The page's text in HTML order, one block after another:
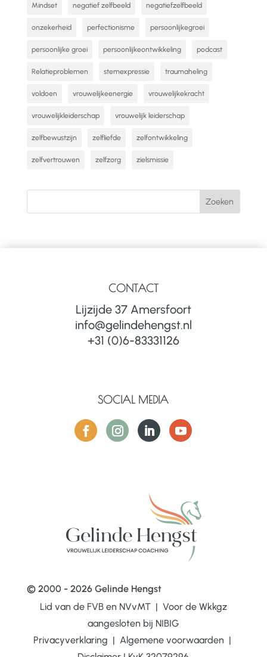
Mindset negatief zelfbeeld negatiefzelfbeeld
onzekerheid perfectionisme persoonlijkegroei
persoonlijke groei persoonlijkeontwikkeling podcast
Relatieproblemen stemexpressie traumaheling
voldoen vrouwelijkeenergie vrouwelijkekracht
vrouwelijkleiderschap vrouwelijk leiderschap
zelfbewustzijn zelfliefde zelfontwikkeling
zelfvertrouwen zelfzorg zielsmissie
CONTACT
Lijzijde 37 Amersfoort
info@gelindehengst.nl
+31 (0)6-83331126
SOCIAL MEDIA
© 2000 - 2026 Gelinde Hengst
Lid van de FVB en NVvMT | Voor de Wkkgz
aangesloten bij NIBIG
Privacyverklaring | Algemene voorwaarden |